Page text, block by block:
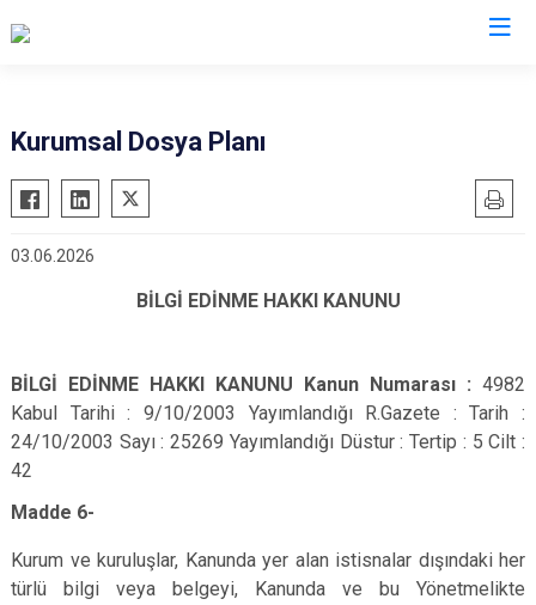
Kurumsal Dosya Planı
03.06.2026
BİLGİ EDİNME HAKKI KANUNU
BİLGİ EDİNME HAKKI KANUNU Kanun Numarası : 4982
Kabul Tarihi : 9/10/2003 Yayımlandığı R.Gazete : Tarih :
24/10/2003 Sayı : 25269 Yayımlandığı Düstur : Tertip : 5 Cilt :
42
Madde 6-
Kurum ve kuruluşlar, Kanunda yer alan istisnalar dışındaki her
türlü bilgi veya belgeyi, Kanunda ve bu Yönetmelikte